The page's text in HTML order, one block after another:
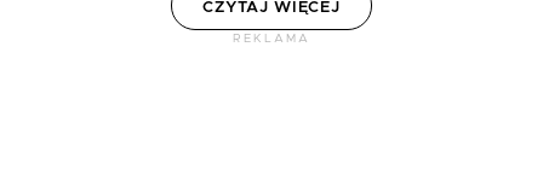
CZYTAJ WIĘCEJ
REKLAMA